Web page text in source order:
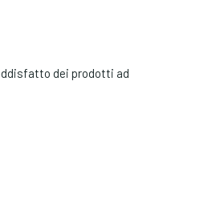
dei prodotti ad